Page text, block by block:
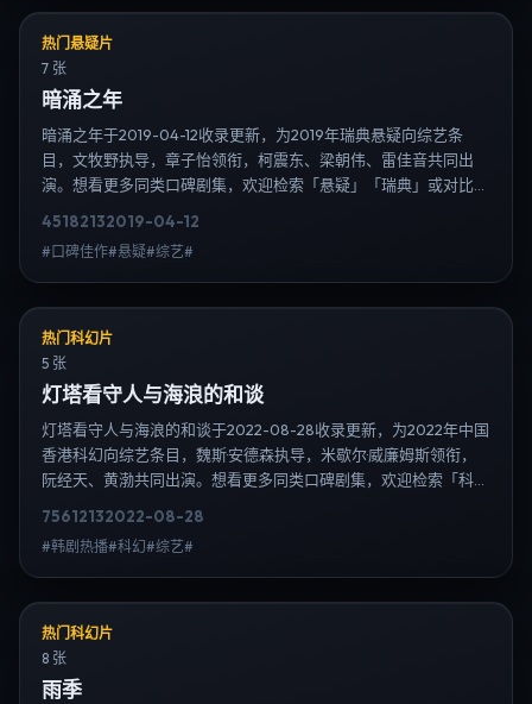
热门悬疑片
7 张
暗涌之年
暗涌之年于2019-04-12收录更新，为2019年瑞典悬疑向综艺条
目，文牧野执导，章子怡领衔，柯震东、梁朝伟、雷佳音共同出
演。想看更多同类口碑剧集，欢迎检索「悬疑」「瑞典」或对比同
日韩电视剧、韩剧全集、日剧高清等长尾词。
45182132019-04-12
#口碑佳作#悬疑#综艺#
热门科幻片
5 张
灯塔看守人与海浪的和谈
灯塔看守人与海浪的和谈于2022-08-28收录更新，为2022年中国
香港科幻向综艺条目，魏斯·安德森执导，米歇尔·威廉姆斯领衔，
阮经天、黄渤共同出演。想看更多同类口碑剧集，欢迎检索「科
与高清连载信息，延伸检索日韩电视剧、韩剧全集、日剧高清等长
尾词。
75612132022-08-28
#韩剧热播#科幻#综艺#
热门科幻片
8 张
雨季